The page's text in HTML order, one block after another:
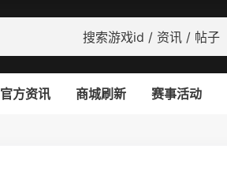
官方资讯 商城刷新 赛事活动